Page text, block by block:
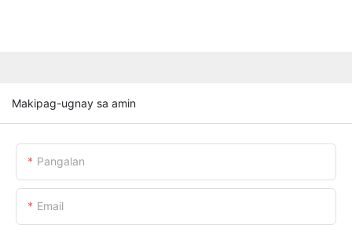
Makipag-ugnay sa amin
Pangalan
Email